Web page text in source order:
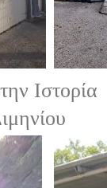
Ιστορία